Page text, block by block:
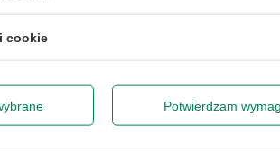
cookie
Potwierdzam